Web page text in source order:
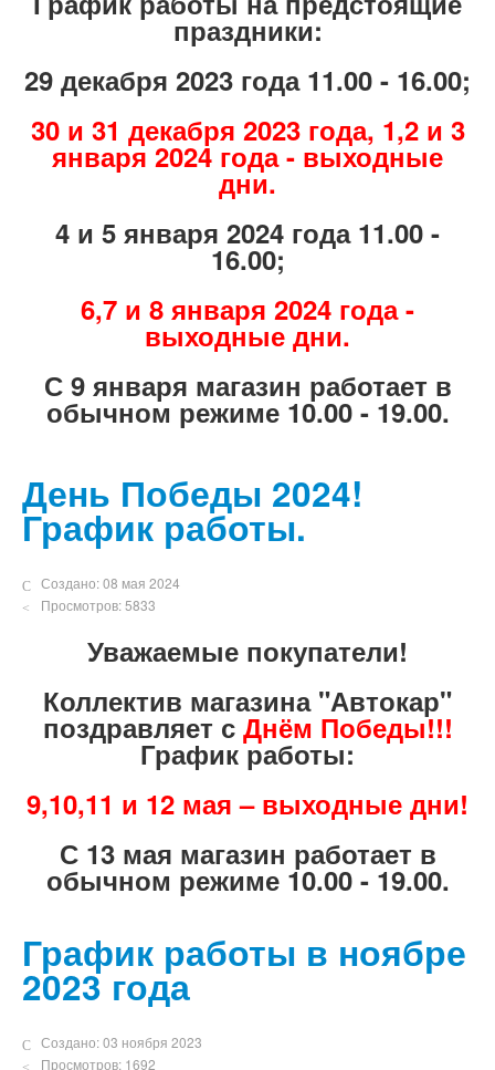
праздники:
29 декабря 2023 года 11.00 - 16.00;
30 и 31 декабря 2023 года, 1,2 и 3
января 2024 года - выходные
дни.
4 и 5 января 2024 года 11.00 -
16.00;
6,7 и 8 января 2024 года -
выходные дни.
С 9 января магазин работает в
обычном режиме 10.00 - 19.00.
День Победы 2024!
График работы.
Создано: 08 мая 2024
Просмотров: 5833
Уважаемые покупатели!
Коллектив магазина "Автокар"
поздравляет с Днём Победы!!!
График работы:
9,10,11 и 12 мая – выходные дни!
С 13 мая магазин работает в
обычном режиме 10.00 - 19.00.
График работы в ноябре
2023 года
Создано: 03 ноября 2023
Просмотров: 1692